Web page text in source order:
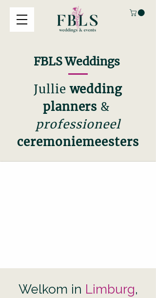
FBLS Weddings
Julliewedding
planners &
professioneel
ceremoniemeesters
Welkom in Limburg,